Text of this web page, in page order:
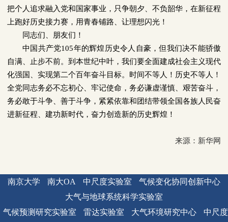
把个人追求融入党和国家事业，只争朝夕、不负韶华，在新征程
上跑好历史接力赛，用青春铺路、让理想闪光！
同志们、朋友们！
中国共产党105年的辉煌历史令人自豪，但我们决不能骄傲
自满、止步不前。到本世纪中叶，我们要全面建成社会主义现代
化强国、实现第二个百年奋斗目标。时间不等人！历史不等人！
全党同志务必不忘初心、牢记使命，务必谦虚谨慎、艰苦奋斗，
务必敢于斗争、善于斗争，紧紧依靠和团结带领全国各族人民奋
进新征程、建功新时代，奋力创造新的历史辉煌！
来源：新华网
南京大学 南大OA 中尺度实验室
气候变化协同创新中心
大气与地球系统科学实验室
气候预测研究实验室
雷达实验室 大气环境研究中心
中尺度